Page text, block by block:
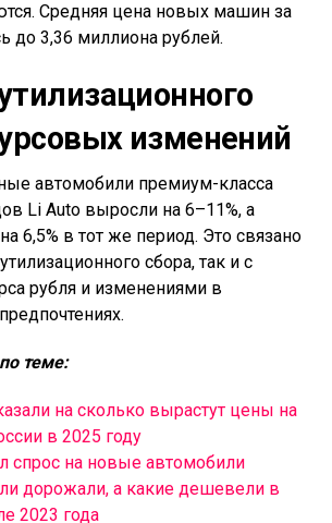
Средняя цена новых машин за
до 3,36 миллиона рублей.
изменений
автомобили премиум-класса
Li Auto выросли на 6–11%, а
6,5% в тот же период. Это связано
сбора, так и с
рубля и изменениями в
теме:
на сколько вырастут цены на
в 2025 году
спрос на новые автомобили
дорожали, а какие дешевели в
2023 года